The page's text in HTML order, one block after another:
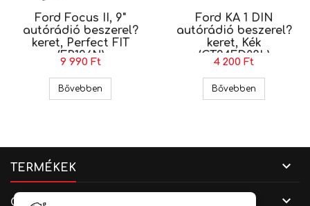
Ford Focus II, 9"
autórádió beszerel?
keret, Perfect FIT
(FR126N)
9 990 Ft
Bővebben Ford Focus II, 9" autórádió beszerel? keret,
Ford KA 1 DIN
autórádió beszerel?
keret, Kék
(CT24FD03L)
4 200 Ft
Bővebben
TERMÉKEK 
CÉGADATOK 